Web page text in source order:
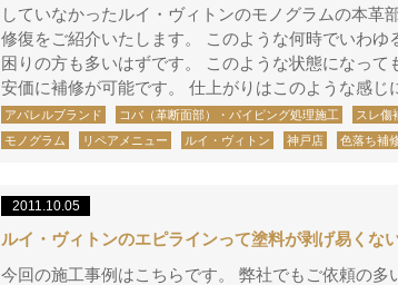
していなかったルイ・ヴィトンのモノグラムの本革
修復をご紹介いたします。 このような何時でいわゆ
困りの方も多いはずです。 このような状態になっ
安価に補修が可能です。 仕上がりはこのような感
アパレルブランド コバ（革断面部）・パイピング処理施工 スレ傷
モノグラム
リペアメニュー ルイ・ヴィトン 神戸店 色落ち補
2011.10.05
ルイ・ヴィトンのエピラインって塗料が剥げ易くな
今回の施工事例はこちらです。 弊社でもご依頼の多